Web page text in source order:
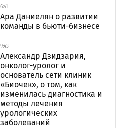
6:41
Ара Даниелян о развитии
команды в бьюти-бизнесе
9:43
Александр Дзидзария,
онколог-уролог и
основатель сети клиник
«Биочек», о том, как
изменилась диагностика и
методы лечения
урологических
заболеваний